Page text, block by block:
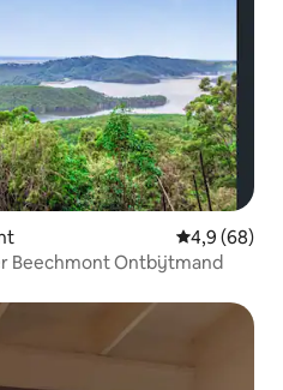
Gemiddelde
4,9 (68)
Beechmont Ontbijtmand